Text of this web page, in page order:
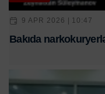
9 APR 2026 | 10:47
Bakıda